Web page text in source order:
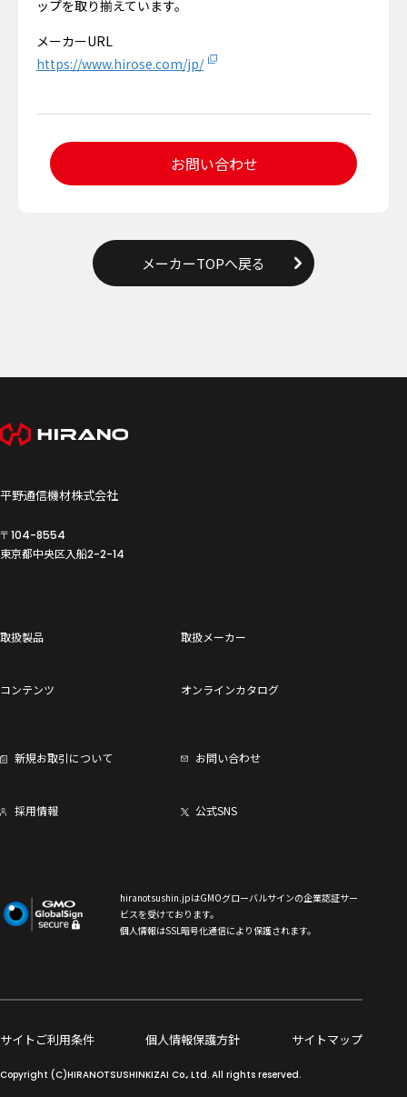
ップを取り揃えています。
メーカーURL
https://www.hirose.com/jp/
お問い合わせ
メーカーTOPへ戻る
平野通信機材株式会社
〒104-8554
東京都中央区入船2-2-14
取扱製品 取扱メーカー
コンテンツ オンラインカタログ
新規お取引について お問い合わせ
採用情報 公式SNS
hiranotsushin.jpはGMOグローバルサインの企業認証サー
ビスを受けております。
個人情報はSSL暗号化通信により保護されます。
サイトご利用条件 個人情報保護方針 サイトマップ
Copyright (C)HIRANOTSUSHINKIZAI Co., Ltd. All rights reserved.